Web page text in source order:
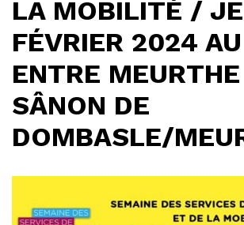
LA MOBILITÉ /
FÉVRIER 2024 AU
ENTRE
SÂNON DE
DOMBASLE/